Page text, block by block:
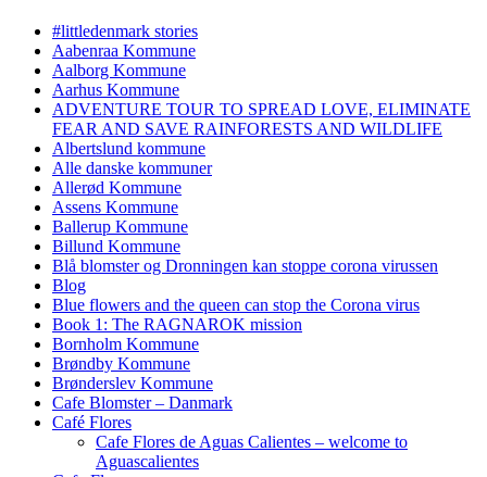
#littledenmark stories
Aabenraa Kommune
Aalborg Kommune
Aarhus Kommune
ADVENTURE TOUR TO SPREAD LOVE, ELIMINATE
FEAR AND SAVE RAINFORESTS AND WILDLIFE
Albertslund kommune
Alle danske kommuner
Allerød Kommune
Assens Kommune
Ballerup Kommune
Billund Kommune
Blå blomster og Dronningen kan stoppe corona virussen
Blog
Blue flowers and the queen can stop the Corona virus
Book 1: The RAGNAROK mission
Bornholm Kommune
Brøndby Kommune
Brønderslev Kommune
Cafe Blomster – Danmark
Café Flores
Cafe Flores de Aguas Calientes – welcome to
Aguascalientes